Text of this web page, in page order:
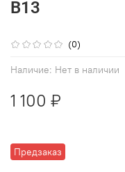
(0)
Наличие: Нет в наличии
Предзаказ
B13
1 100 ₽